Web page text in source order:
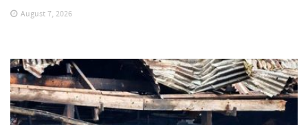
August 7, 2026